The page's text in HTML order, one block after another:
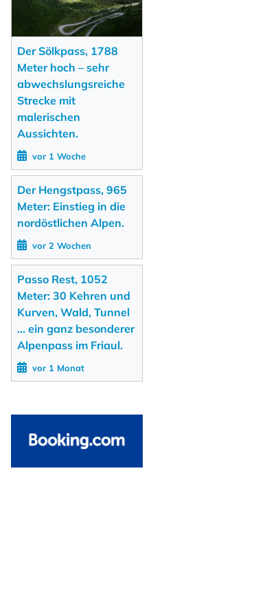
Der Sölkpass, 1788
Meter hoch – sehr
abwechslungsreiche
Strecke mit
malerischen
Aussichten.
vor 1 Woche
Der Hengstpass, 965
Meter: Einstieg in die
nordöstlichen Alpen.
vor 2 Wochen
Passo Rest, 1052
Meter: 30 Kehren und
Kurven, Wald, Tunnel
... ein ganz besonderer
Alpenpass im Friaul.
vor 1 Monat